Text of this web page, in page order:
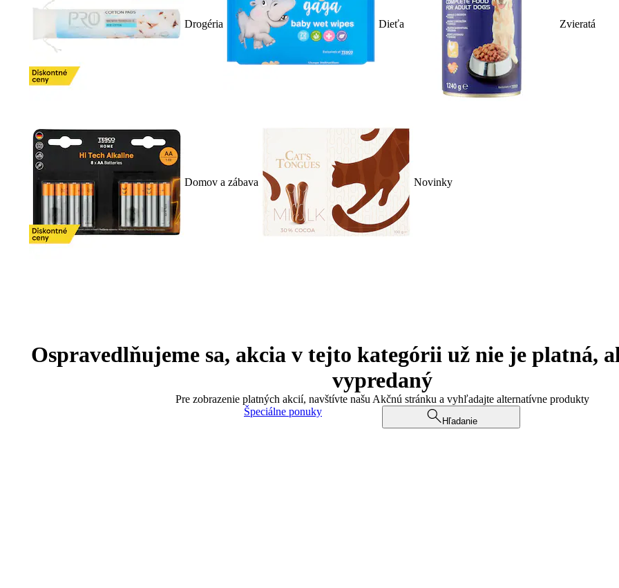
Drogéria Dieťa Zvieratá
Domov a zábava Novinky
Ospravedlňujeme sa, akcia v tejto kategórii už nie je platná,
vypredaný
Pre zobrazenie platných akcií, navštívte našu Akčnú stránku a vyhľadajte alternatívne produkty
Špeciálne ponuky
Hľadanie